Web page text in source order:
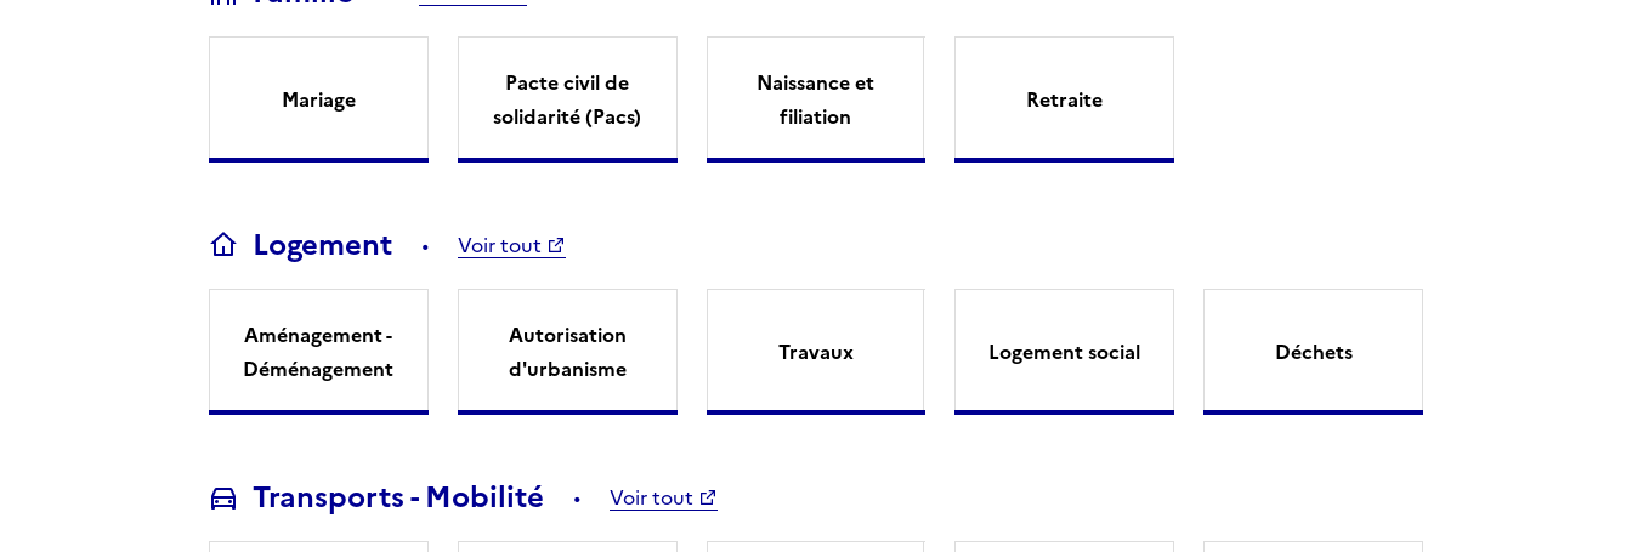
Mariage
Pacte civil de
solidarité (Pacs)
Naissance et
filiation
Retraite
Logement Voir tout
Aménagement -
Déménagement
Autorisation
d'urbanisme
Travaux Logement social Déchets
Transports - Mobilité Voir tout